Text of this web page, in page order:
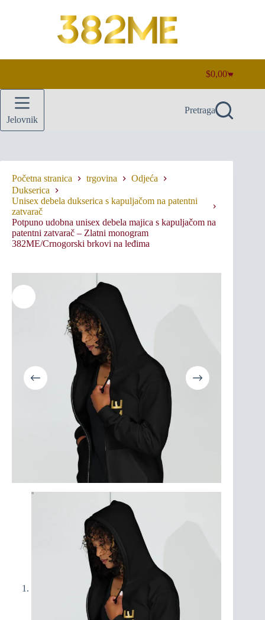
Košarica
$0,00
Jelovnik
Pretraga
Početna stranica trgovina
Odjeća
Dukserica
Unisex debela dukserica s kapuljačom na patentni
zatvarač
Potpuno udobna unisex debela majica s kapuljačom na
patentni zatvarač – Zlatni monogram
382ME/Crnogorski brkovi na leđima